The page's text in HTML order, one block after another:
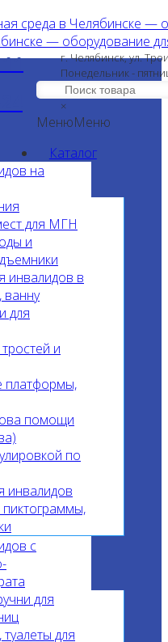
г. Челябинск, ул.
Понедельник -
×
МенюМеню
Каталог
на
для МГН
и
инвалидов в
ванну
для
и
помощи
по
инвалидов
с
для
для